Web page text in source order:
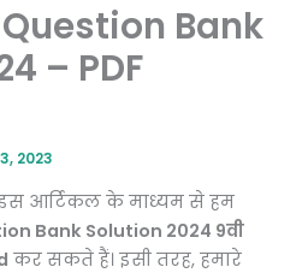
Bank
– PDF
2023
आर्टिकल के माध्यम से हम
Bank Solution 2024 9वी
कर सकते हैं। इसी तरह, हमारे